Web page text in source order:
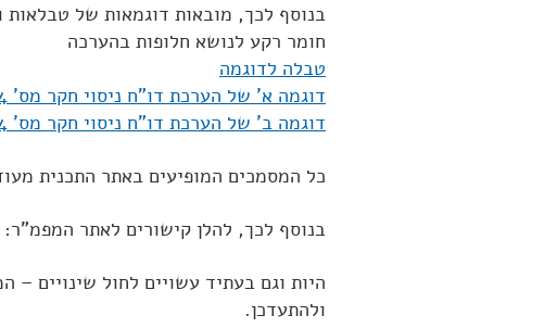
בנוסף לכך, מובאות דוגמאות של טבלאות
חומר רקע לנושא חלופות בהערכה
טבלה לדוגמה
דוגמה א' של הערכת דו"ח ניסוי חקר מס' 4
דוגמה ב' של הערכת דו"ח ניסוי חקר מס' 4
כל המסמכים המופיעים באתר התכנית
בנוסף לכך, להלן קישורים לאתר המפמ"ר:
היות וגם בעתיד עשויים לחול שינויים
ולהתעדכן.